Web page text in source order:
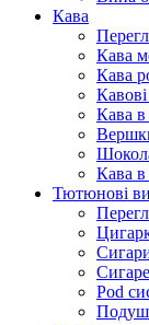
Кава
Кава
Кава
Кава в
Кава в
Тютюнові
Pod